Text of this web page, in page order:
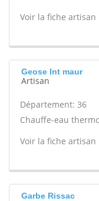
Voir la fiche artisan
Geose Int maur
Artisan
Département: 36
Chauffe-eau
Voir la fiche artisan
Garbe Rissac